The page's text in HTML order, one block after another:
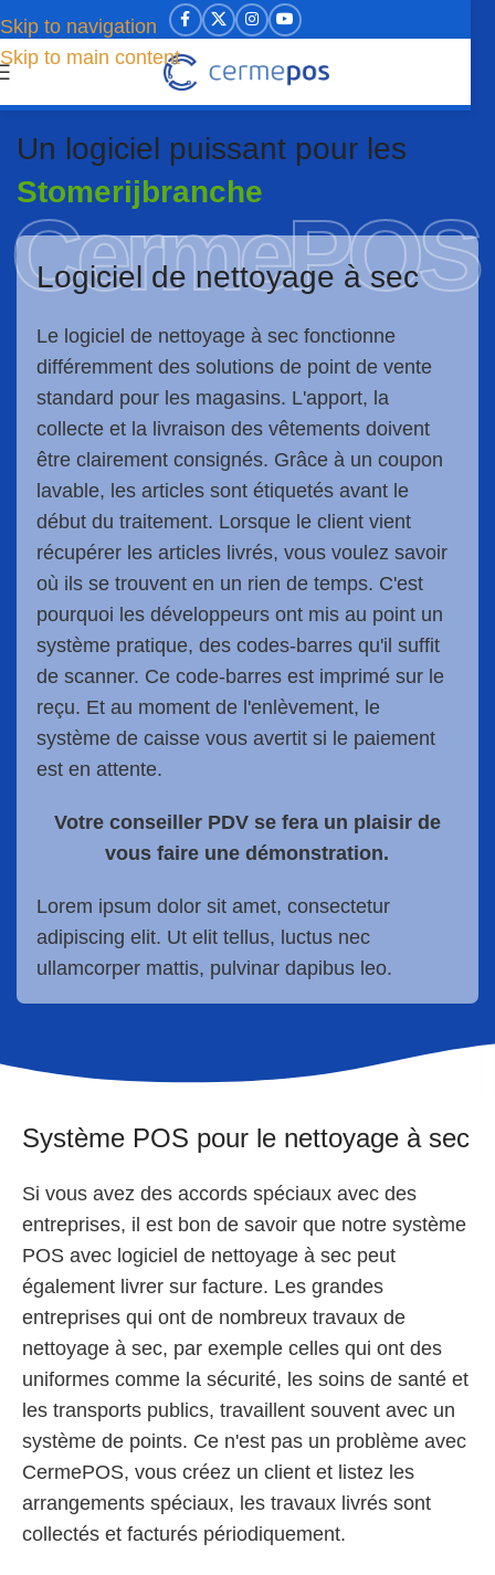
Skip to navigation
Skip to main content
CermePOS
Un logiciel puissant pour les
Stomerijbranche
Logiciel de nettoyage à sec
Le logiciel de nettoyage à sec fonctionne
différemment des solutions de point de vente
standard pour les magasins. L'apport, la
collecte et la livraison des vêtements doivent
être clairement consignés. Grâce à un coupon
lavable, les articles sont étiquetés avant le
début du traitement. Lorsque le client vient
récupérer les articles livrés, vous voulez savoir
où ils se trouvent en un rien de temps. C'est
pourquoi les développeurs ont mis au point un
système pratique, des codes-barres qu'il suffit
de scanner. Ce code-barres est imprimé sur le
reçu. Et au moment de l'enlèvement, le
système de caisse vous avertit si le paiement
est en attente.
Votre conseiller PDV se fera un plaisir de
vous faire une démonstration.
Lorem ipsum dolor sit amet, consectetur
adipiscing elit. Ut elit tellus, luctus nec
ullamcorper mattis, pulvinar dapibus leo.
Système POS pour le nettoyage à sec
Si vous avez des accords spéciaux avec des
entreprises, il est bon de savoir que notre système
POS avec logiciel de nettoyage à sec peut
également livrer sur facture. Les grandes
entreprises qui ont de nombreux travaux de
nettoyage à sec, par exemple celles qui ont des
uniformes comme la sécurité, les soins de santé et
les transports publics, travaillent souvent avec un
système de points. Ce n'est pas un problème avec
CermePOS, vous créez un client et listez les
arrangements spéciaux, les travaux livrés sont
collectés et facturés périodiquement.